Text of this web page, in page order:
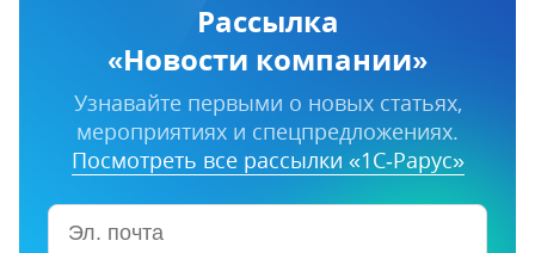
Рассылка
«Новости компании»
Узнавайте первыми о новых статьях,
мероприятиях и спецпредложениях.
Посмотреть все рассылки «1С‑Рарус»